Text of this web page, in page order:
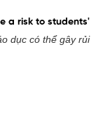
a risk to students'
dục có thể gây rủi